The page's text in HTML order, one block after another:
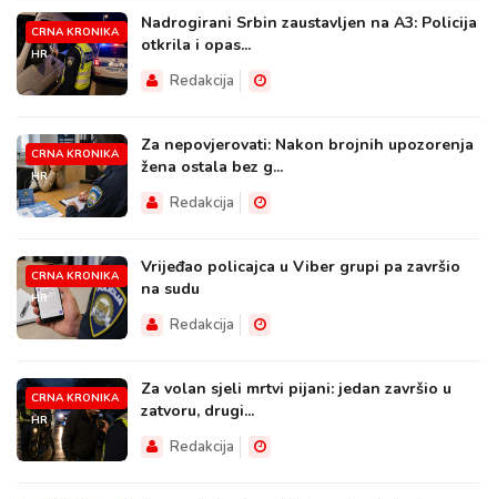
CRNA KRONIKA
HR
Nadrogirani Srbin zaustavljen na A3: Policija
otkrila i opas...
Redakcija
CRNA KRONIKA
HR
Za nepovjerovati: Nakon brojnih upozorenja
žena ostala bez g...
Redakcija
CRNA KRONIKA
HR
Vrijeđao policajca u Viber grupi pa završio
na sudu
Redakcija
CRNA KRONIKA
HR
Za volan sjeli mrtvi pijani: jedan završio u
zatvoru, drugi...
Redakcija